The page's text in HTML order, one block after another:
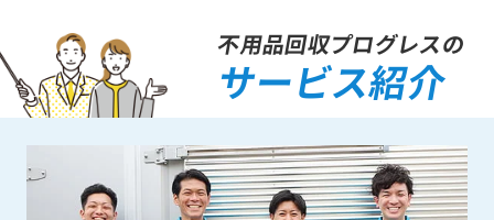
不用品回収プログレスの
サービス紹介